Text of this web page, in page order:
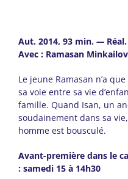
Aut. 2014, 93 min. —
Avec : Ramasan
Le jeune Ramasan n’a
sa voie entre sa vie
famille. Quand Isan, un
soudainement dans sa
homme est bousculé.
Avant-première dans le
: samedi 15 à 14h30